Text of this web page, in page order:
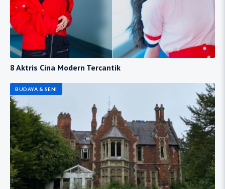
8 Aktris Cina Modern Tercantik
BUDAYA & SENI